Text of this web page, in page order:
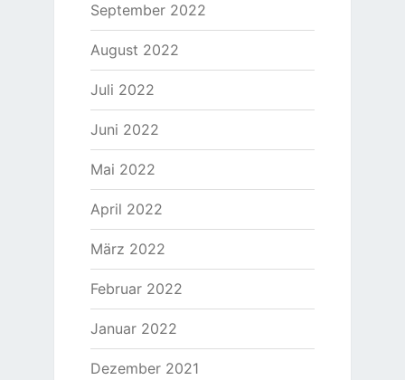
September 2022
August 2022
Juli 2022
Juni 2022
Mai 2022
April 2022
März 2022
Februar 2022
Januar 2022
Dezember 2021